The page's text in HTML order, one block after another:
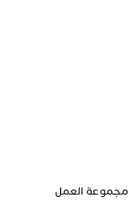
مجموعة العمل